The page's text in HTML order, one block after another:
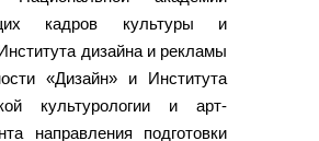
кадров культуры и
дизайна и рекламы
«Дизайн» и Института
культурологии и арт-
направления подготовки